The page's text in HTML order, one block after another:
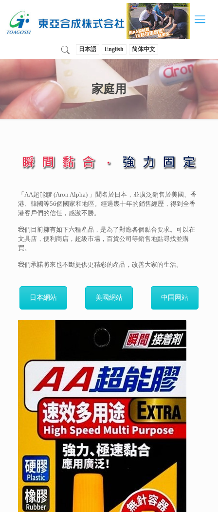
日本語 English 简体中文
家庭用
「AA超能膠 (Aron Alpha) 」聞名於日本，並廣泛銷售於美國、香
港、韓國等56個國家和地區。經過幾十年的銷售經歷，得到全香
港客戶們的信任，感激不勝。
我們目前擁有如下六種產品，是為了對應各個黏合要求。可以在
文具店，便利商店，超級市場，百貨公司等銷售地點尋找並購
買。
我們承諾將來也不斷提供更精彩的產品，改善大家的生活。
日本網站 美國網站 中国网站